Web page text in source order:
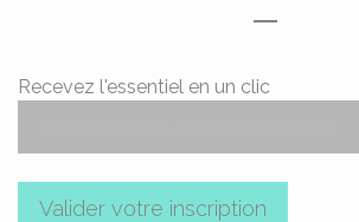
Recevez l'essentiel en un clic
Valider votre inscription